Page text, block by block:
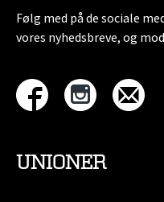
Følg med på de sociale
vores nyhedsbreve, og
UNIONER